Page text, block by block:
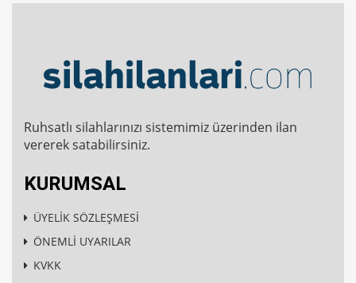
Ruhsatlı silahlarınızı sistemimiz üzerinden ilan
vererek satabilirsiniz.
KURUMSAL
ÜYELİK SÖZLEŞMESİ
ÖNEMLİ UYARILAR
KVKK